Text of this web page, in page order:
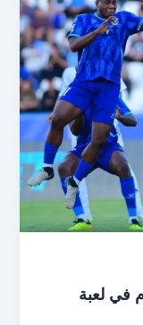
في لعبة